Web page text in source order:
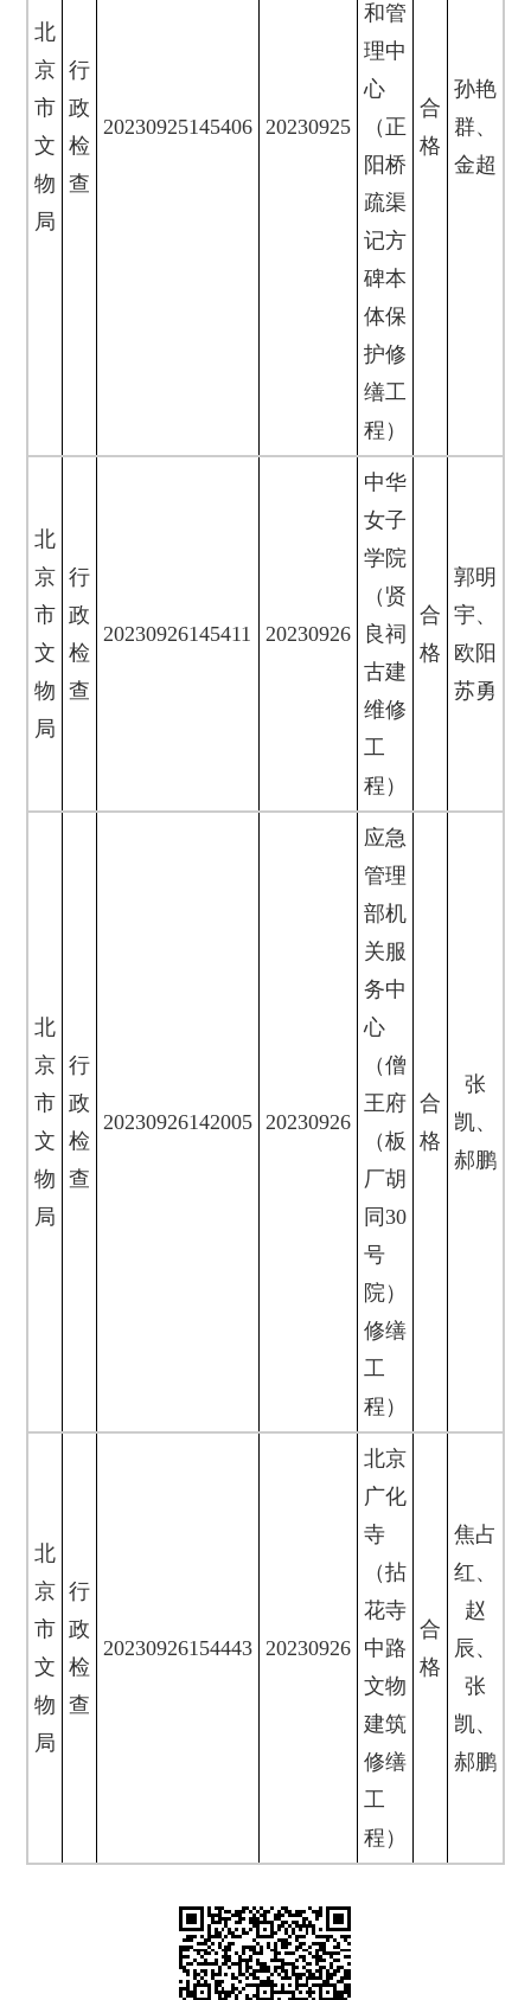
北
京
市
文
物
局
行
政
检
查
20230925145406 20230925
和管
理中
心
（正
阳桥
疏渠
记方
碑本
体保
护修
缮工
程）
合
格
孙艳
群、
金超
北
京
市
文
物
局
行
政
检
查
20230926145411 20230926
中华
女子
学院
（贤
良祠
古建
维修
工
程）
合
格
郭明
宇、
欧阳
苏勇
北
京
市
文
物
局
行
政
检
查
20230926142005 20230926
应急
管理
部机
关服
务中
心
（僧
王府
（板
厂胡
同30
号
院）
修缮
工
程）
合
格
张
凯、
郝鹏
北
京
市
文
物
局
行
政
检
查
20230926154443 20230926
北京
广化
寺
（拈
花寺
中路
文物
建筑
修缮
工
程）
合
格
焦占
红、
赵
辰、
张
凯、
郝鹏